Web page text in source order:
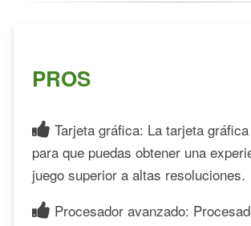
PROS
Tarjeta gráfica: La tarjeta
para que puedas obtener una
juego superior a altas resoluciones.
Procesador avanzado: